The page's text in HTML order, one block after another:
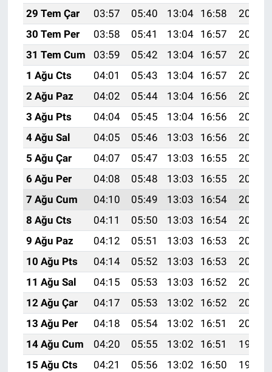
29 Tem Çar
03:57 05:40 13:04 16:58
20:17
30 Tem Per
03:58 05:41 13:04 16:57
20:16
31 Tem Cum
03:59 05:42 13:04 16:57
20:15
1 Ağu Cts
04:01 05:43 13:04 16:57
20:14
2 Ağu Paz
04:02 05:44 13:04 16:56
20:13
3 Ağu Pts
04:04 05:45 13:04 16:56
20:12
4 Ağu Sal
04:05 05:46 13:03 16:56
20:11
5 Ağu Çar
04:07 05:47 13:03 16:55
20:10
6 Ağu Per
04:08 05:48 13:03 16:55
20:09
7 Ağu Cum
04:10 05:49 13:03 16:54
20:08
8 Ağu Cts
04:11 05:50 13:03 16:54
20:07
9 Ağu Paz
04:12 05:51 13:03 16:53
20:05
10 Ağu Pts
04:14 05:52 13:03 16:53
20:04
11 Ağu Sal
04:15 05:53 13:03 16:52
20:03
12 Ağu Çar
04:17 05:53 13:02 16:52
20:02
13 Ağu Per
04:18 05:54 13:02 16:51
20:00
14 Ağu Cum
04:20 05:55 13:02 16:51
19:59
15 Ağu Cts
04:21 05:56 13:02 16:50
19:58